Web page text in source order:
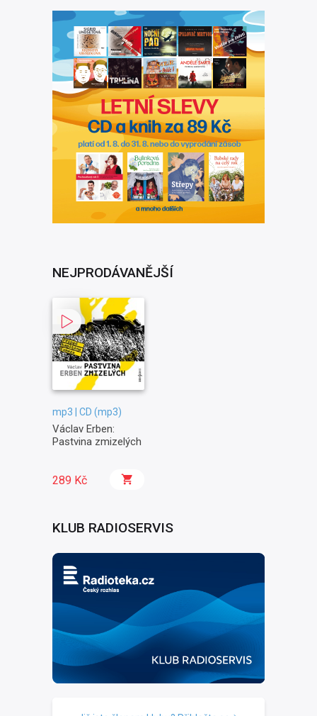
NEJPRODÁVANĚJŠÍ
mp3 | CD (mp3)
Václav Erben:
Pastvina zmizelých
289 Kč
KLUB RADIOSERVIS